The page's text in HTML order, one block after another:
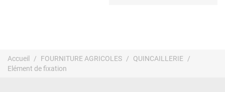
Accueil FOURNITURE AGRICOLES
QUINCAILLERIE
Elément de fixation